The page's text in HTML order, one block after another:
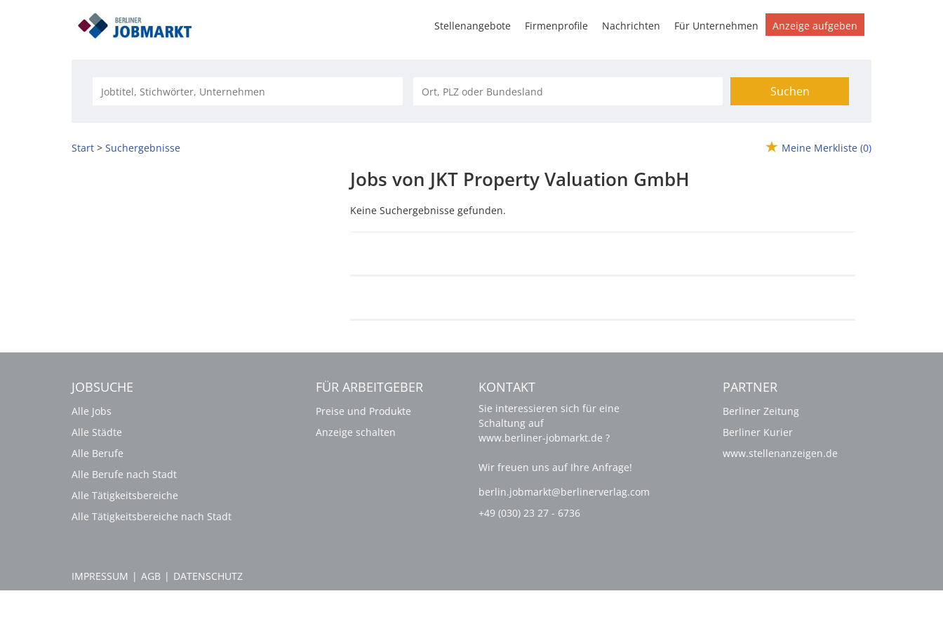
Stellenangebote Firmenprofile Nachrichten Für Unternehmen Anzeige aufgeben
Suchen
Start Suchergebnisse Meine Merkliste (0)
Jobs von JKT Property Valuation GmbH
Keine Suchergebnisse gefunden.
JOBSUCHE
Alle Jobs
Alle Städte
Alle Berufe
Alle Berufe nach Stadt
Alle Tätigkeitsbereiche
Alle Tätigkeitsbereiche nach Stadt
FÜR ARBEITGEBER
Preise und Produkte
Anzeige schalten
KONTAKT
Sie interessieren sich für eine
Schaltung auf
www.berliner-jobmarkt.de ?
Wir freuen uns auf Ihre Anfrage!
berlin.jobmarkt@berlinerverlag.com
+49 (030) 23 27 - 6736
PARTNER
Berliner Zeitung
Berliner Kurier
www.stellenanzeigen.de
IMPRESSUM | AGB | DATENSCHUTZ